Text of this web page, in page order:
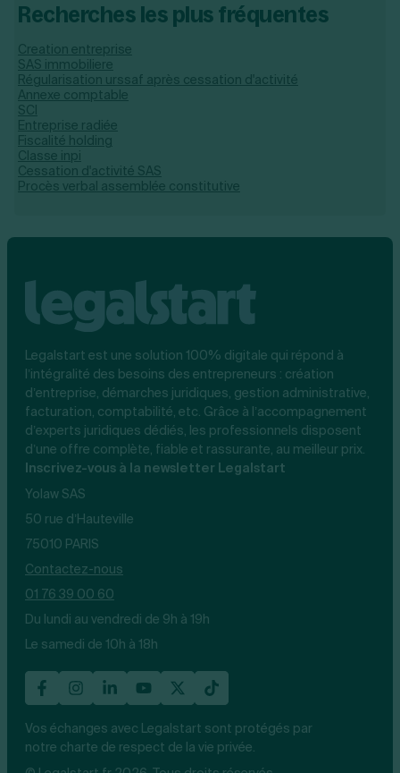
Recherches les plus fréquentes
Creation entreprise
SAS immobiliere
Régularisation urssaf après cessation d'activité
Annexe comptable
SCI
Entreprise radiée
Fiscalité holding
Classe inpi
Cessation d'activité SAS
Procès verbal assemblée constitutive
Legalstart est une solution 100% digitale qui répond à
l’intégralité des besoins des entrepreneurs : création
d’entreprise, démarches juridiques, gestion administrative,
facturation, comptabilité, etc. Grâce à l’accompagnement
d’experts juridiques dédiés, les professionnels disposent
d’une offre complète, fiable et rassurante, au meilleur prix.
Inscrivez-vous à la newsletter Legalstart
Yolaw SAS
50 rue d’Hauteville
75010 PARIS
Contactez-nous
01 76 39 00 60
Du lundi au vendredi de 9h à 19h
Le samedi de 10h à 18h
Vos échanges avec Legalstart sont protégés par
notre charte de respect de la vie privée.